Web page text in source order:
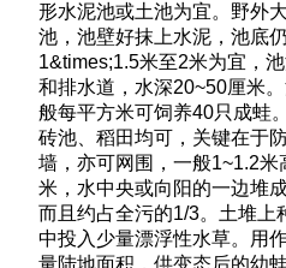
形水泥池或土池为宜。野外
池，池壁好抹上水泥，池底
1&times;1.5米至2米为宜，
和排水道，水深20~50厘米
般每平方米可饲养40只成蛙
砖池、稻田均可，关键在于
墙，亦可网围，一般1~1.2
米，水中央或向阳的一边堆
而且约占全污的1/3。土堆上
中投入少量漂浮性水草。用